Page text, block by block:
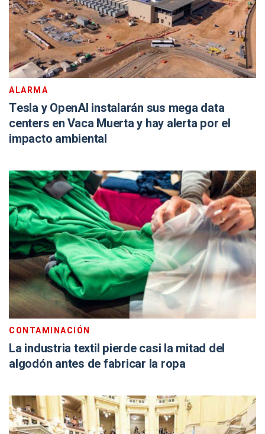
ALARMA
Tesla y OpenAI instalarán sus mega data
centers en Vaca Muerta y hay alerta por el
impacto ambiental
CONTAMINACIÓN
La industria textil pierde casi la mitad del
algodón antes de fabricar la ropa